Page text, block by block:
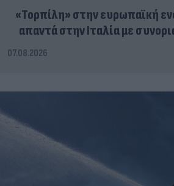
«Τορπίλη» στην ευρωπαϊκή
απαντά στην Ιταλία με
07.08.2026